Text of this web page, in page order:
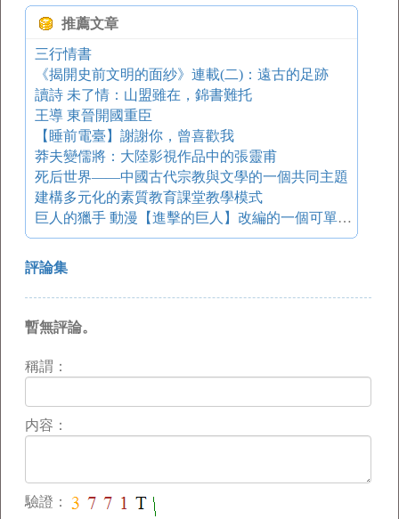
推薦文章
三行情書
《揭開史前文明的面紗》連載(二)：遠古的足跡
讀詩 未了情：山盟雖在，錦書難托
王導 東晉開國重臣
【睡前電臺】謝謝你，曾喜歡我
莽夫變儒將：大陸影視作品中的張靈甫
死后世界——中國古代宗教與文學的一個共同主題
建構多元化的素質教育課堂教學模式
巨人的獵手 動漫【進擊的巨人】改編的一個可單機可聯機的動作游戲
評論集
暫無評論。
稱謂：
内容：
驗證：